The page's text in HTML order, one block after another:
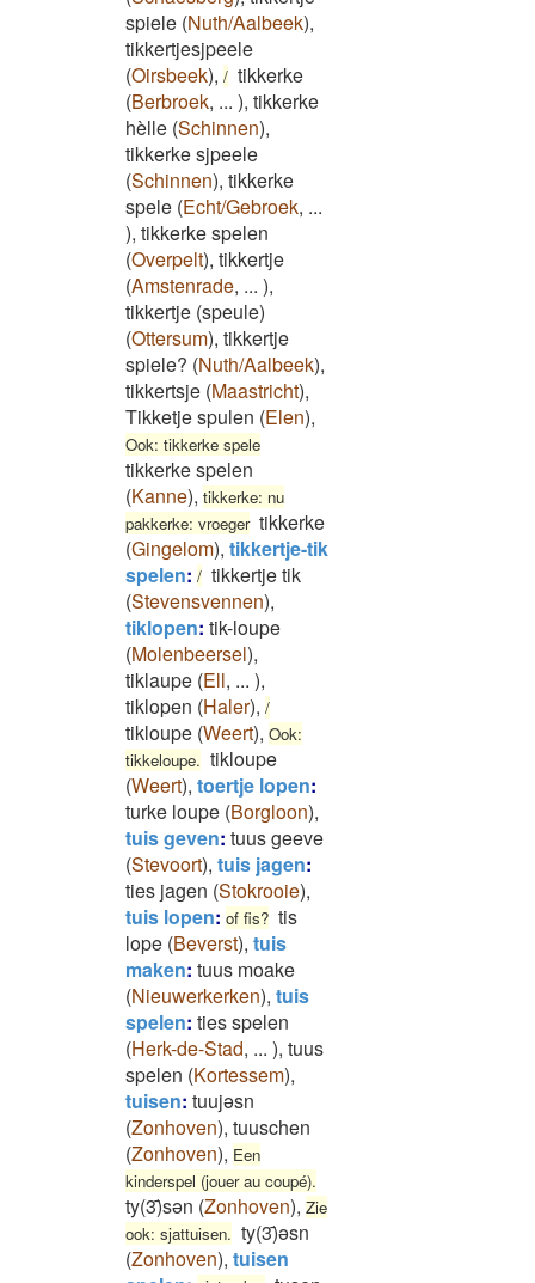
spiele (Nuth/Aalbeek),
tikkertjesjpeele
(Oirsbeek), / tikkerke
(Berbroek, ... ), tikkerke
hèlle (Schinnen),
tikkerke sjpeele
(Schinnen), tikkerke
spele (Echt/Gebroek, ...
), tikkerke spelen
(Overpelt), tikkertje
(Amstenrade, ... ),
tikkertje (speule)
(Ottersum), tikkertje
spiele? (Nuth/Aalbeek),
tikkertsje (Maastricht),
Tikketje spulen (Elen),
Ook: tikkerke spele
tikkerke spelen
(Kanne), tikkerke: nu
pakkerke: vroeger tikkerke
(Gingelom), tikkertje-tik
spelen: / tikkertje tik
(Stevensvennen),
tiklopen: tik-loupe
(Molenbeersel),
tiklaupe (Ell, ... ),
tiklopen (Haler), /
tikloupe (Weert), Ook:
tikkeloupe. tikloupe
(Weert), toertje lopen:
turke loupe (Borgloon),
tuis geven: tuus geeve
(Stevoort), tuis jagen:
ties jagen (Stokrooie),
tuis lopen: of fis? tis
lope (Beverst), tuis
maken: tuus moake
(Nieuwerkerken), tuis
spelen: ties spelen
(Herk-de-Stad, ... ), tuus
spelen (Kortessem),
tuisen: tuujəsn
(Zonhoven), tuuschen
(Zonhoven), Een
kinderspel (jouer au coupé).
ty(3)̄sən (Zonhoven), Zie
ook: sjattuisen. ty(3)̄əsn
(Zonhoven), tuisen